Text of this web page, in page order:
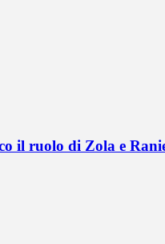
il ruolo di Zola e